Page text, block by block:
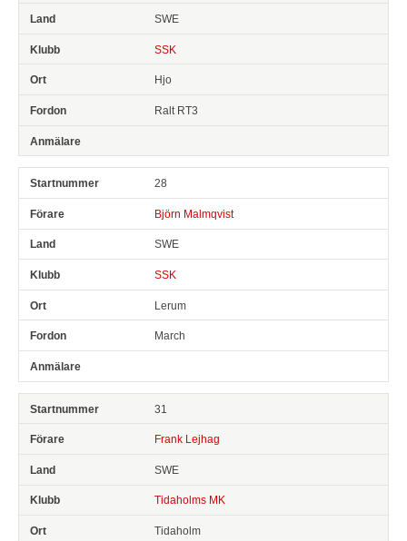
SWE
SSK
Hjo
Ralt RT3
28
Björn Malmqvist
SWE
SSK
Lerum
March
31
Frank Lejhag
SWE
Tidaholms MK
Tidaholm